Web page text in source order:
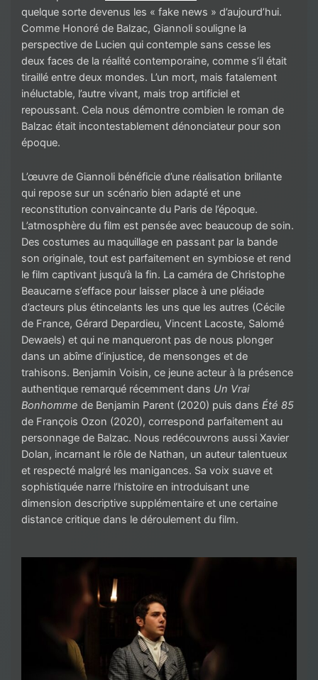
quelque sorte devenus les « fake news » d’aujourd’hui.
Comme Honoré de Balzac, Giannoli souligne la
perspective de Lucien qui contemple sans cesse les
deux faces de la réalité contemporaine, comme s’il était
tiraillé entre deux mondes. L’un mort, mais fatalement
inéluctable, l’autre vivant, mais trop artificiel et
repoussant. Cela nous démontre combien le roman de
Balzac était incontestablement dénonciateur pour son
époque.
L’œuvre de Giannoli bénéficie d’une réalisation brillante
qui repose sur un scénario bien adapté et une
reconstitution convaincante du Paris de l’époque.
L’atmosphère du film est pensée avec beaucoup de soin.
Des costumes au maquillage en passant par la bande
son originale, tout est parfaitement en symbiose et rend
le film captivant jusqu’à la fin. La caméra de Christophe
Beaucarne s’efface pour laisser place à une pléiade
d’acteurs plus étincelants les uns que les autres (Cécile
de France, Gérard Depardieu, Vincent Lacoste, Salomé
Dewaels) et qui ne manqueront pas de nous plonger
dans un abîme d’injustice, de mensonges et de
trahisons. Benjamin Voisin, ce jeune acteur à la présence
authentique remarqué récemment dans Un Vrai
Bonhomme de Benjamin Parent (2020) puis dans Été 85
de François Ozon (2020), correspond parfaitement au
personnage de Balzac. Nous redécouvrons aussi Xavier
Dolan, incarnant le rôle de Nathan, un auteur talentueux
et respecté malgré les manigances. Sa voix suave et
sophistiquée narre l’histoire en introduisant une
dimension descriptive supplémentaire et une certaine
distance critique dans le déroulement du film.